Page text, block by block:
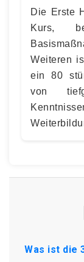
Die Erste
Kurs,
Weiteren
ein 80
von
Was ist die